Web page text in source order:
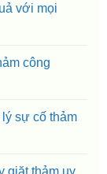
với mọi
công
sự cố thảm
giặt thảm uy